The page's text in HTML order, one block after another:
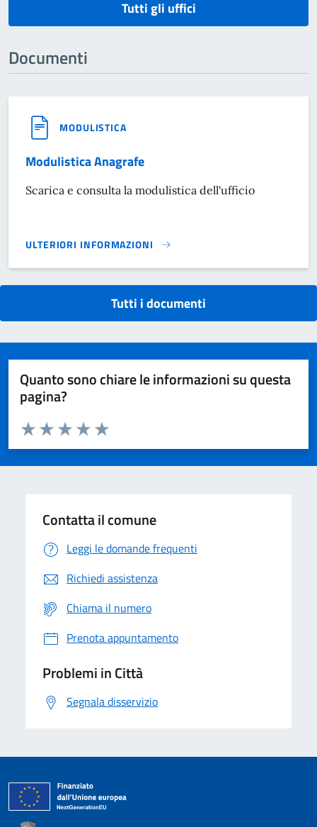
Tutti gli uffici
Documenti
MODULISTICA
Modulistica Anagrafe
Scarica e consulta la modulistica dell'ufficio
ULTERIORI INFORMAZIONI
MODULISTICA ANAGRAFE}
Tutti i documenti
Quanto sono chiare le informazioni su questa
pagina?
Domanda
Valuta da 1 a 5 stelle la pagina
Valuta 5 stelle su 5
Valuta 4 stelle su 5
Valuta 3 stelle su 5
Valuta 2 stelle su 5
Valuta 1 stelle su 5
Contatta il comune
Leggi le domande frequenti
Richiedi assistenza
Chiama il numero
Prenota appuntamento
Problemi in Città
Segnala disservizio